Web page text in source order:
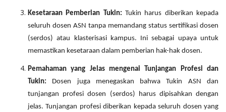
Kesetaraan Pemberian Tukin: Tukin harus diberikan kepada
seluruh dosen ASN tanpa memandang status sertifikasi dosen
(serdos) atau klasterisasi kampus. Ini sebagai upaya untuk
memastikan kesetaraan dalam pemberian hak-hak dosen.
Pemahaman yang Jelas mengenai Tunjangan Profesi dan
Tukin: Dosen juga menegaskan bahwa Tukin ASN dan
tunjangan profesi dosen (serdos) harus dipisahkan dengan
jelas. Tunjangan profesi diberikan kepada seluruh dosen yang